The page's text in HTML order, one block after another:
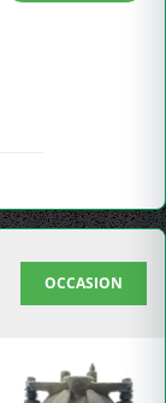
OCCASION